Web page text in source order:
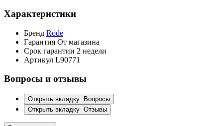
Характеристики
Бренд Rode
Гарантия От магазина
Срок гарантии 2 недели
Артикул L90771
Вопросы и отзывы
Открыть вкладку
Вопросы
Открыть вкладку Отзывы